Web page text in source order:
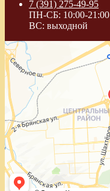
7 (391) 275-49-95
ПН-СБ: 10:00-21:00
ВС: выходной